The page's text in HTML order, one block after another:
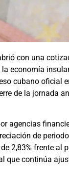
con una
economía
cubano oficial
de la jornada
agencias
de
2,83% frente al
que continúa